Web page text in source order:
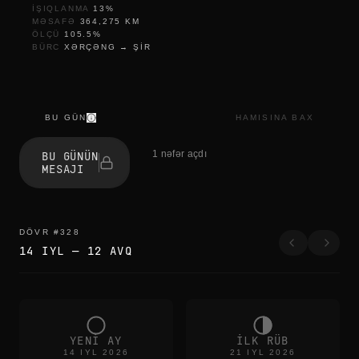
IŞIQLANMA 13 %
MƏSAFƏ
364,275
KM
ÖLÇÜ
105.5%
BÜRC
XƏRÇƏNG →ŞIR
BU GÜN HAMISINA BAX
s
e
s
i
k
BU GÜNÜN
MESAJI
1 nəfər açdı
DÖVR #328
14 IYL — 12 AVQ
YENI AY
14 IYL 2026
ILK RÜB
21 IYL 2026